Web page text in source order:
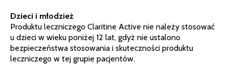
Dzieci i młodzież
Produktu leczniczego Claritine Active nie należy stosować
u dzieci w wieku poniżej 12 lat, gdyż nie ustalono
bezpieczeństwa stosowania i skuteczności produktu
leczniczego w tej grupie pacjentów.